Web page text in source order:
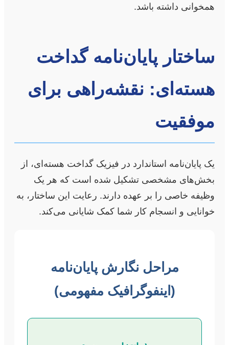
همخوانی داشته باشد.
ساختار پایان‌نامه گداخت
هسته‌ای: نقشه‌راهی برای
موفقیت
یک پایان‌نامه استاندارد در فیزیک گداخت هسته‌ای، از
بخش‌های مشخصی تشکیل شده است که هر یک
وظیفه خاصی را بر عهده دارند. رعایت این ساختار، به
خوانایی و انسجام کار شما کمک شایانی می‌کند.
مراحل نگارش پایان‌نامه
(اینفوگرافیک مفهومی)